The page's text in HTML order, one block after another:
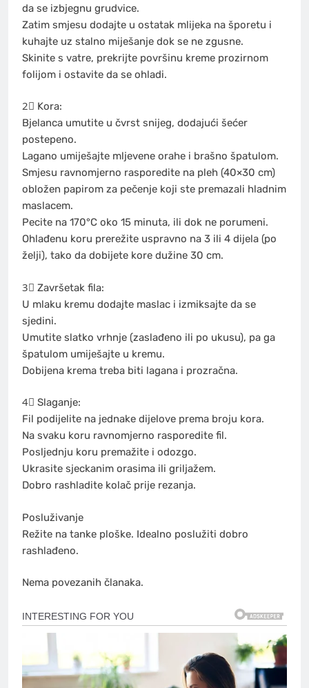
da se izbjegnu grudvice.
Zatim smjesu dodajte u ostatak mlijeka na šporetu i
kuhajte uz stalno miješanje dok se ne zgusne.
Skinite s vatre, prekrijte površinu kreme prozirnom
folijom i ostavite da se ohladi.
2⃣ Kora:
Bjelanca umutite u čvrst snijeg, dodajući šećer
postepeno.
Lagano umiješajte mljevene orahe i brašno špatulom.
Smjesu ravnomjerno rasporedite na pleh (40×30 cm)
obložen papirom za pečenje koji ste premazali hladnim
maslacem.
Pecite na 170°C oko 15 minuta, ili dok ne porumeni.
Ohlađenu koru prerežite uspravno na 3 ili 4 dijela (po
želji), tako da dobijete kore dužine 30 cm.
3⃣ Završetak fila:
U mlaku kremu dodajte maslac i izmiksajte da se
sjedini.
Umutite slatko vrhnje (zaslađeno ili po ukusu), pa ga
špatulom umiješajte u kremu.
Dobijena krema treba biti lagana i prozračna.
4⃣ Slaganje:
Fil podijelite na jednake dijelove prema broju kora.
Na svaku koru ravnomjerno rasporedite fil.
Posljednju koru premažite i odozgo.
Ukrasite sjeckanim orasima ili griljažem.
Dobro rashladite kolač prije rezanja.
Posluživanje
Režite na tanke ploške. Idealno poslužiti dobro
rashlađeno.
Nema povezanih članaka.